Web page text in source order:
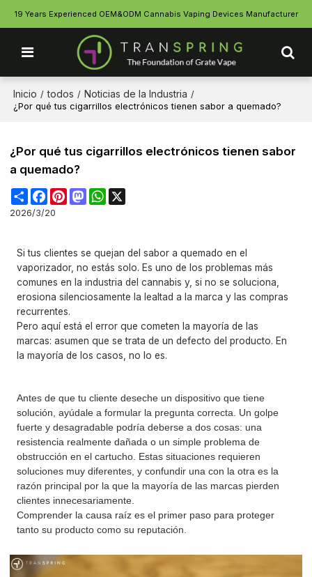
19 Years Experienced OEM&ODM Cannabis Vaping Devices Manufacturer
Inicio / todos / Noticias de la Industria /
¿Por qué tus cigarrillos electrónicos tienen sabor a quemado?
¿Por qué tus cigarrillos electrónicos tienen sabor
a quemado?
ShareFacebookPinterestMastodonWhatsApp
2026/3/20
Si tus clientes se quejan del sabor a quemado en el
vaporizador, no estás solo. Es uno de los problemas más
comunes en la industria del cannabis y, si no se soluciona,
erosiona silenciosamente la lealtad a la marca y las compras
recurrentes.
Pero aquí está el error que cometen la mayoría de las
marcas: asumen que se trata de un defecto del producto. En
la mayoría de los casos, no lo es.
Antes de que tu cliente deseche un dispositivo que tiene
solución, ayúdale a formular la pregunta correcta. Un golpe
fuerte y desagradable podría deberse a dos cosas: una
resistencia realmente dañada o un simple problema de
obstrucción en el cartucho. Estas situaciones requieren
soluciones muy diferentes, y confundir una con la otra es la
razón principal por la que la mayoría de las marcas pierden
clientes innecesariamente.
Comprender la causa raíz es el primer paso para proteger
tanto su producto como su reputación.